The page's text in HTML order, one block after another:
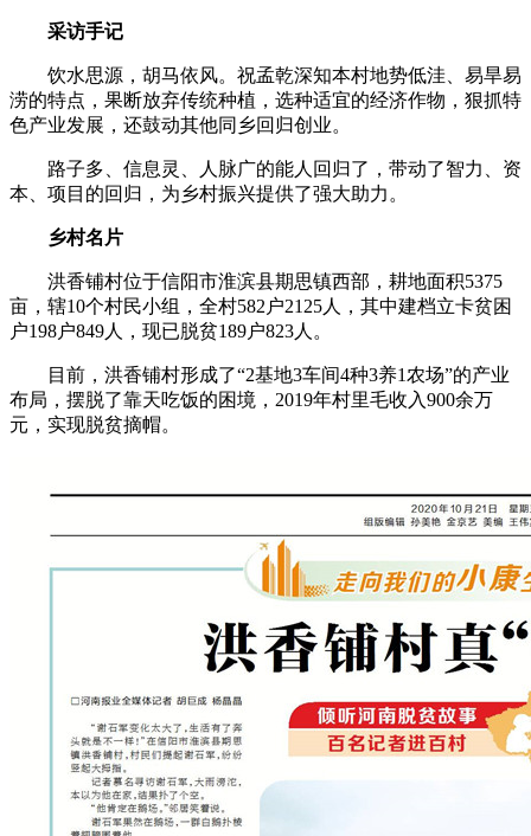
采访手记
饮水思源，胡马依风。祝孟乾深知本村地势低洼、易旱易
涝的特点，果断放弃传统种植，选种适宜的经济作物，狠抓特
色产业发展，还鼓动其他同乡回归创业。
路子多、信息灵、人脉广的能人回归了，带动了智力、资
本、项目的回归，为乡村振兴提供了强大助力。
乡村名片
洪香铺村位于信阳市淮滨县期思镇西部，耕地面积5375
亩，辖10个村民小组，全村582户2125人，其中建档立卡贫困
户198户849人，现已脱贫189户823人。
目前，洪香铺村形成了“2基地3车间4种3养1农场”的产业
布局，摆脱了靠天吃饭的困境，2019年村里毛收入900余万
元，实现脱贫摘帽。